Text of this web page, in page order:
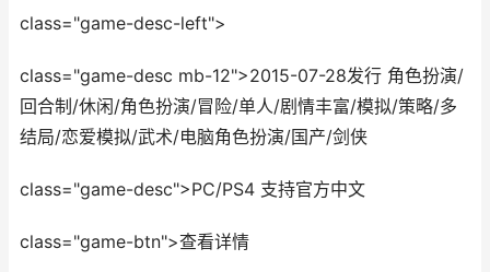
class="game-desc-left">
class="game-desc mb-12">2015-07-28发行 角色扮演/
回合制/休闲/角色扮演/冒险/单人/剧情丰富/模拟/策略/多
结局/恋爱模拟/武术/电脑角色扮演/国产/剑侠
class="game-desc">PC/PS4 支持官方中文
class="game-btn">查看详情